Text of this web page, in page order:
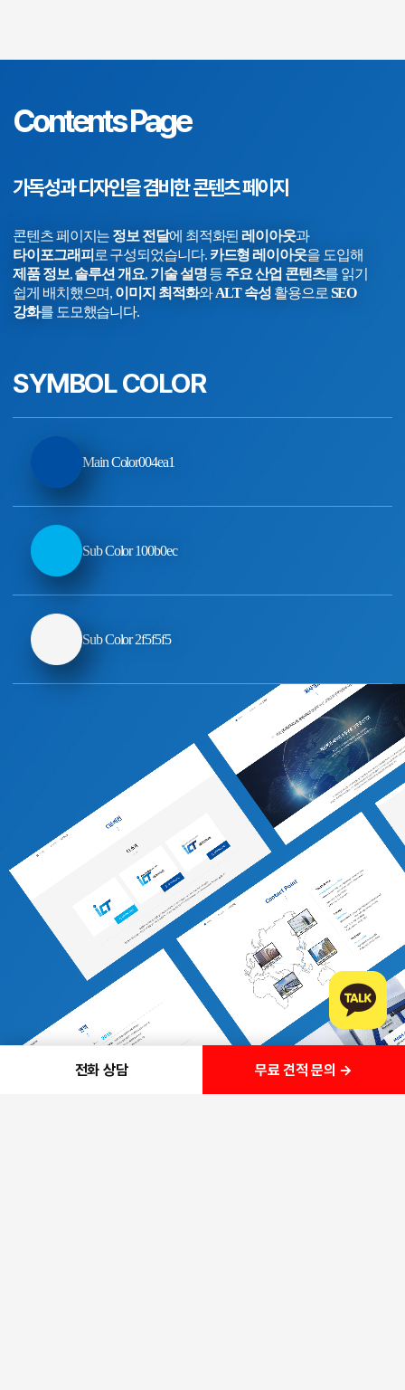
카드형 레이아웃과 최적화된 이미지로 가독성과 SEO를 강화합니다
Contents Page
가독성과 디자인을 겸비한 콘텐츠 페이지
콘텐츠 페이지는 정보 전달에 최적화된 레이아웃과
타이포그래피 로 구성되었습니다. 카드형 레이아웃을 도입해
제품 정보,솔루션 개요, 기술 설명등 주요 산업 콘텐츠를 읽기
쉽게 배치했으며, 이미지 최적화와 ALT 속성 활용으로 SEO
강화를 도모했습니다.
SYMBOL COLOR
Main Color004ea1
Sub Color 100b0ec
Sub Color 2f5f5f5
전화 상담 무료 견적 문의 →